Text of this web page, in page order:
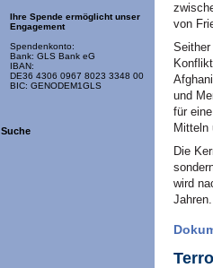
Ihre Spende ermöglicht unser
Engagement
Spendenkonto:
Bank: GLS Bank eG
IBAN:
DE36 4306 0967 8023 3348 00
BIC: GENODEM1GLS
Suche
von
und
für
Mitteln
Die
wird
Jahren.